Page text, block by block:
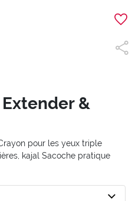
&
pour les yeux triple
kajal Sacoche pratique